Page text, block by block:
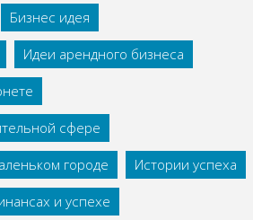
Бизнес идея
Идеи арендного бизнеса
сфере
городе
Истории успеха
и успехе